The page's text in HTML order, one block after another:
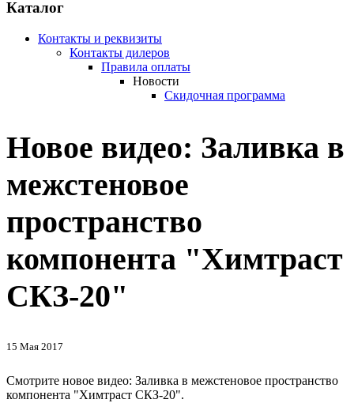
Каталог
Контакты и реквизиты
Контакты дилеров
Правила оплаты
Новости
Скидочная программа
Новое видео: Заливка в
межстеновое
пространство
компонента "Химтраст
СКЗ-20"
15 Мая 2017
Смотрите новое видео: Заливка в межстеновое пространство
компонента "Химтраст СКЗ-20".